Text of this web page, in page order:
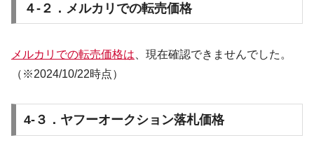
４-２．メルカリでの転売価格
メルカリでの転売価格は 、現在確認できませんでした。
（※2024/10/22時点）
4-３．ヤフーオークション落札価格